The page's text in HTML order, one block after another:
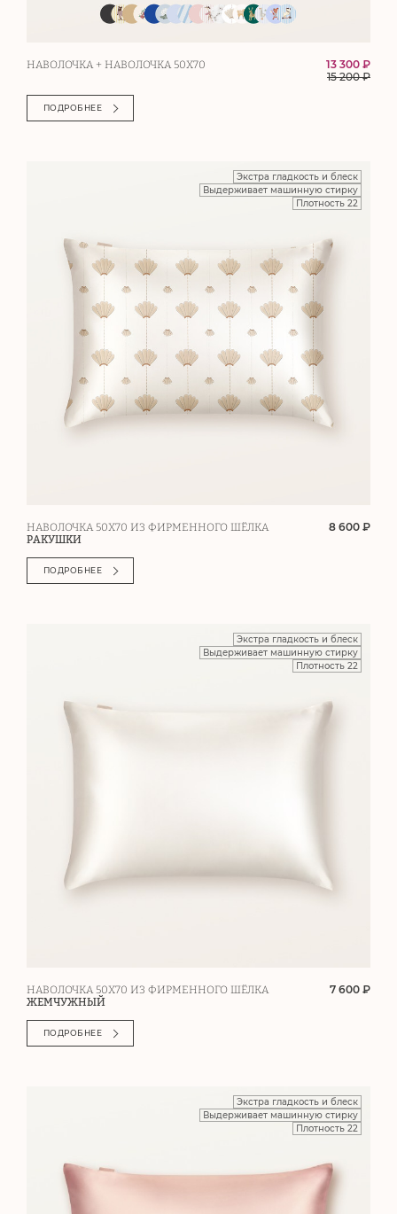
НАВОЛОЧКА + НАВОЛОЧКА 50Х70
13 300 ₽
15 200₽
ПОДРОБНЕЕ
Экстра гладкость и блеск
Выдерживает машинную стирку
Плотность 22
НАВОЛОЧКА 50Х70 ИЗ ФИРМЕННОГО ШЁЛКА
РАКУШКИ
8 600 ₽
ПОДРОБНЕЕ
Экстра гладкость и блеск
Выдерживает машинную стирку
Плотность 22
НАВОЛОЧКА 50Х70 ИЗ ФИРМЕННОГО ШЁЛКА
ЖЕМЧУЖНЫЙ
7 600 ₽
ПОДРОБНЕЕ
Экстра гладкость и блеск
Выдерживает машинную стирку
Плотность 22